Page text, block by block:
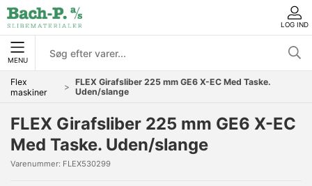
LOG IND
MENU
Flex
maskiner
FLEX Girafsliber 225 mm GE6 X-EC Med Taske.
Uden/slange
FLEX Girafsliber 225 mm GE6 X-EC
Med Taske. Uden/slange
Varenummer: FLEX530299